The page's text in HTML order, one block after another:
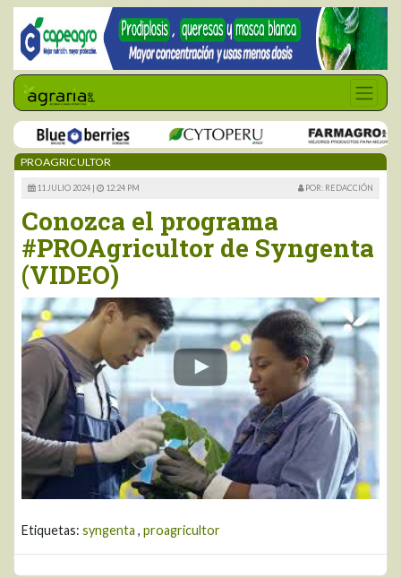
PROAGRICULTOR
11 JULIO 2024 | 12:24 PM POR: REDACCIÓN
Conozca el programa
#PROAgricultor de Syngenta
(VIDEO)
Etiquetas: syngenta , proagricultor